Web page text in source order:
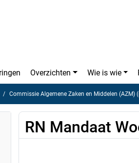
Overzichten Wie is wie
Commissie Algemene Zaken en Middelen (AZM)
RN Mandaat